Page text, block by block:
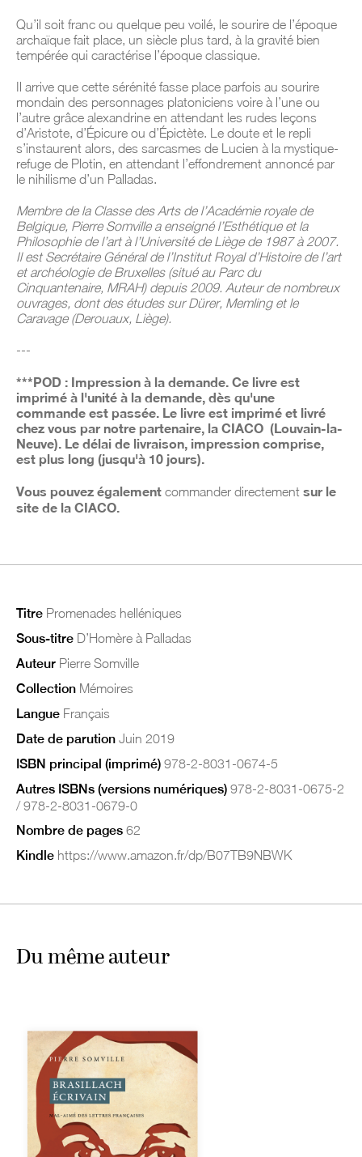
Qu’il soit franc ou quelque peu voilé, le sourire de l’époque
archaïque fait place, un siècle plus tard, à la gravité bien
tempérée qui caractérise l’époque classique.
Il arrive que cette sérénité fasse place parfois au sourire
mondain des personnages platoniciens voire à l’une ou
l’autre grâce alexandrine en attendant les rudes leçons
d’Aristote, d’Épicure ou d’Épictète. Le doute et le repli
s’instaurent alors, des sarcasmes de Lucien à la mystique-
refuge de Plotin, en attendant l’effondrement annoncé par
le nihilisme d’un Palladas.
Membre de la Classe des Arts de l’Académie royale de
Belgique, Pierre Somville a enseigné l’Esthétique et la
Philosophie de l’art à l’Université de Liège de 1987 à 2007.
Il est Secrétaire Général de l’Institut Royal d’Histoire de l’art
et archéologie de Bruxelles (situé au Parc du
Cinquantenaire, MRAH) depuis 2009. Auteur de nombreux
ouvrages, dont des études sur Dürer, Memling et le
Caravage (Derouaux, Liège).
---
***POD : Impression à la demande. Ce livre est
imprimé à l'unité à la demande, dès qu'une
commande est passée. Le livre est imprimé et livré
chez vous par notre partenaire, la CIACO (Louvain-la-
Neuve). Le délai de livraison, impression comprise,
est plus long (jusqu'à 10 jours).
Vous pouvez également commander directement sur le
site de la CIACO.
Titre Promenades helléniques
Sous-titre D’Homère à Palladas
Auteur Pierre Somville
Collection Mémoires
Langue Français
Date de parution Juin 2019
ISBN principal (imprimé) 978-2-8031-0674-5
Autres ISBNs (versions numériques) 978-2-8031-0675-2
/ 978-2-8031-0679-0
Nombre de pages 62
Kindle https://www.amazon.fr/dp/B07TB9NBWK
Du même auteur